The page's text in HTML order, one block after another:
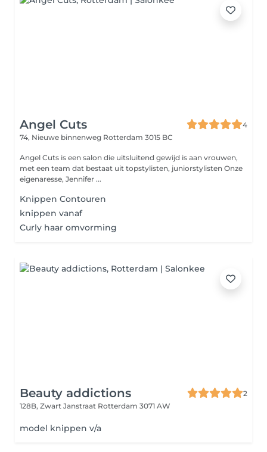
Angel Cuts
4
74, Nieuwe binnenweg Rotterdam 3015 BC
Angel Cuts is een salon die uitsluitend gewijd is aan vrouwen,
met een team dat bestaat uit topstylisten, juniorstylisten Onze
eigenaresse, Jennifer ...
Knippen Contouren
knippen vanaf
Curly haar omvorming
Beauty addictions
2
128B, Zwart Janstraat Rotterdam 3071 AW
model knippen v/a